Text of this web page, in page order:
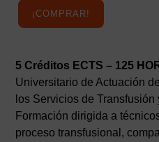
¡COMPRAR!
5 Créditos ECTS – 125
Universitario de Actuación
los Servicios de
Formación dirigida a
proceso transfusional,